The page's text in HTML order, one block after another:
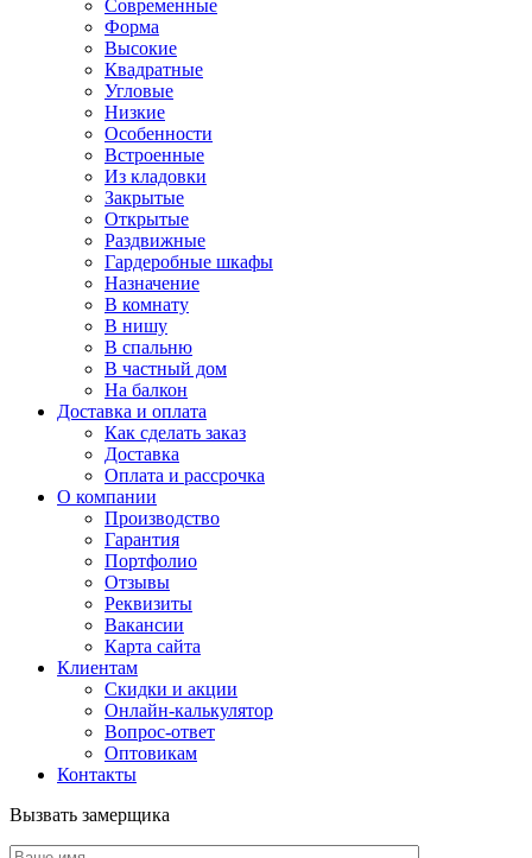
Современные
Форма
Высокие
Квадратные
Угловые
Низкие
Особенности
Встроенные
Из кладовки
Закрытые
Открытые
Раздвижные
Гардеробные шкафы
Назначение
В комнату
В нишу
В спальню
В частный дом
На балкон
Доставка и оплата
Как сделать заказ
Доставка
Оплата и рассрочка
О компании
Производство
Гарантия
Портфолио
Отзывы
Реквизиты
Вакансии
Карта сайта
Клиентам
Скидки и акции
Онлайн-калькулятор
Вопрос-ответ
Оптовикам
Контакты
Вызвать замерщика